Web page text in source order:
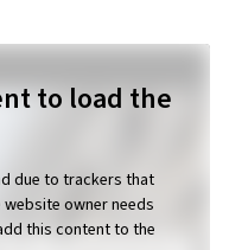
to load the
due to trackers that
owner needs
this content to the